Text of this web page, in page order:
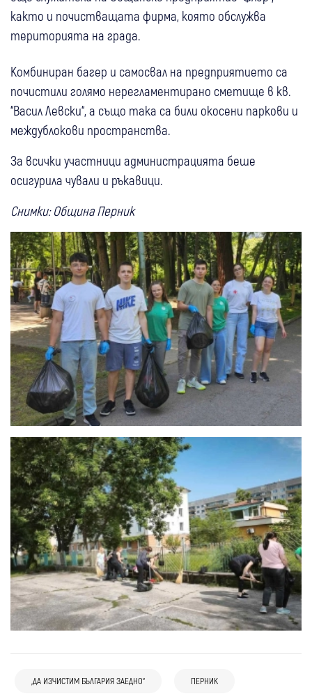
както и почистващата фирма, която обслужва
територията на града.
Комбиниран багер и самосвал на предприятието са
почистили голямо нерегламентирано сметище в кв.
“Васил Левски“, а също така са били окосени паркови и
междублокови пространства.
За всички участници администрацията беше
осигурила чували и ръкавици.
Снимки: Община Перник
„ДА ИЗЧИСТИМ БЪЛГАРИЯ ЗАЕДНО“ ПЕРНИК
Радомир 07 авг